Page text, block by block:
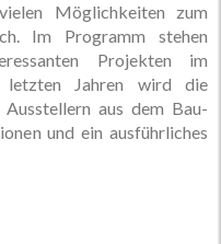
Möglichkeiten zum
Im Programm stehen
Projekten im
Jahren wird die
aus dem Bau-
und ein ausführliches